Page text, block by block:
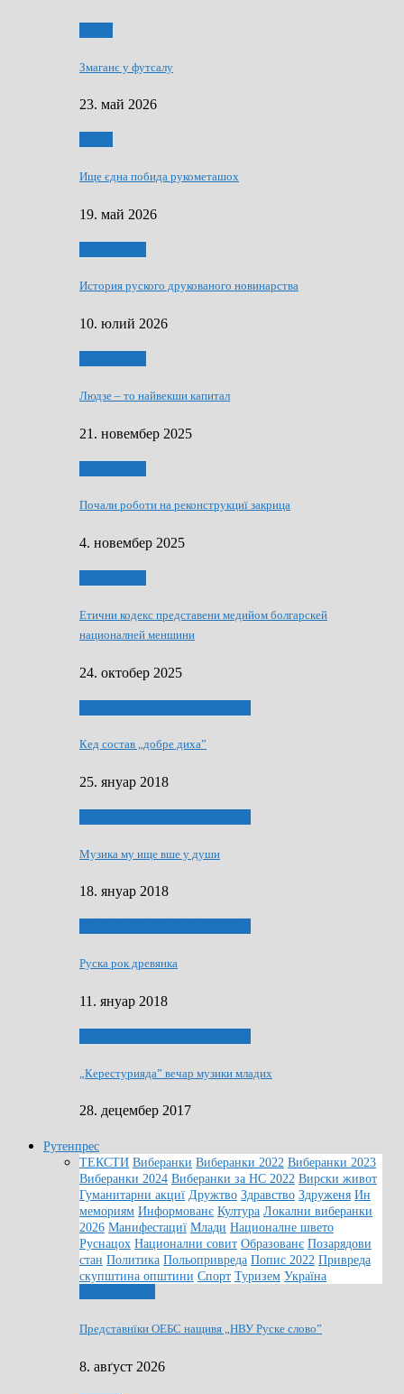
Змаганє у футсалу
23. май 2026
Ище єдна побида рукометашох
19. май 2026
История руского друкованого новинарства
10. юлий 2026
Людзе – то найвекши капитал
21. новембер 2025
Почали роботи на реконструкциї закрица
4. новембер 2025
Етични кодекс представени медийом болгарскей
националней меншини
24. октобер 2025
Кед состав „добре диха”
25. януар 2018
Музика му ище вше у души
18. януар 2018
Руска рок древянка
11. януар 2018
„Керестурияда” вечар музики младих
28. децембер 2017
Рутенпрес
ТЕКСТИ Виберанки Виберанки 2022 Виберанки 2023
Виберанки 2024 Виберанки за НС 2022 Вирски живот
Гуманитарни акциї Дружтво Здравство Здруженя Ин
мемориям Информованє Култура Локални виберанки
2026 Манифестациї Млади Националне швето
Руснацох Национални совит Образованє Позарядови
стан Политика Польопривреда Попис 2022 Привреда
скупштина општини Спорт Туризем Україна
Представнїки ОЕБС нащивя „НВУ Руске слово”
8. авґуст 2026